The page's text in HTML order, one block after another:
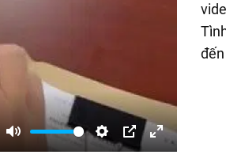
Mute Settings
PIP Enter